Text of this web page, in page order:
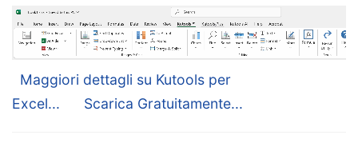
Maggiori dettagli su Kutools per
Excel...
Scarica Gratuitamente...